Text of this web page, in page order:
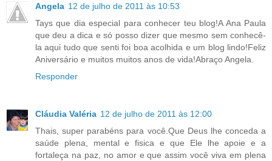
Angela 12 de julho de 2011 às 10:53
Tays que dia especial para conhecer teu blog!A Ana Paula
que deu a dica e só posso dizer que mesmo sem conhecê-
la aqui tudo que senti foi boa acolhida e um blog lindo!Feliz
Aniversário e muitos muitos anos de vida!Abraço Angela.
Responder
Cláudia Valéria 12 de julho de 2011 às 12:00
Thais, super parabéns para você.Que Deus lhe conceda a
saúde plena, mental e fisica e que Ele lhe apoie e a
fortaleça na paz, no amor e que assim você viva em plena